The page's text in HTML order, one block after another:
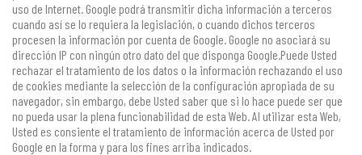
uso de Internet. Google podrá transmitir dicha información a terceros
cuando así se lo requiera la legislación, o cuando dichos terceros
procesen la información por cuenta de Google. Google no asociará su
dirección IP con ningún otro dato del que disponga Google.Puede Usted
rechazar el tratamiento de los datos o la información rechazando el uso
de cookies mediante la selección de la configuración apropiada de su
navegador, sin embargo, debe Usted saber que si lo hace puede ser que
no pueda usar la plena funcionabilidad de esta Web. Al utilizar esta Web,
Usted es consiente el tratamiento de información acerca de Usted por
Google en la forma y para los fines arriba indicados.